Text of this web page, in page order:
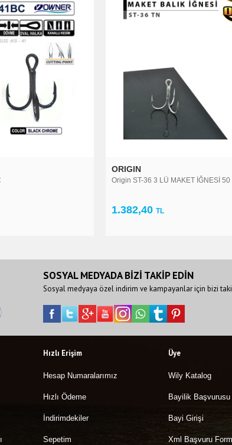
İĞNESİ 50 Adetli
CULTIVA
Cultiva 11661 Top Double İkili İğne
398,75TL
SOSYAL MEDYADA BİZİ TAKİP EDİN
Sosyal medyaya özel indirim ve kampayanlar için bizi
Hızlı Erişim
Hesap Numaralarımız
Hızlı Ödeme
İndirimdekiler
Sepetim
Üye
Wily Katalog
Bayilik Başvurusu
Bayi Girişi
Xml Başvuru